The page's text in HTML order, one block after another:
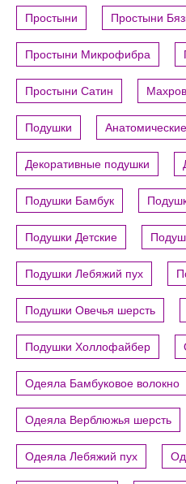
Простыни Простыни
Простыни Микрофибра
Простыни Сатин
Подушки
Декоративные подушки
Подушки Бамбук
Подушки Детские
Подушки Лебяжий пух
Подушки Овечья шерсть
Подушки Холлофайбер
Одеяла Бамбуковое волокно
Одеяла Верблюжья шерсть
Одеяла Лебяжий пух